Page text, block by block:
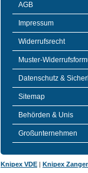
AGB
Impressum
Widerrufsrecht
Muster-
Datenschutz &
Sitemap
Behörden & Unis
Großunternehmen
Knipex VDE | Knipex